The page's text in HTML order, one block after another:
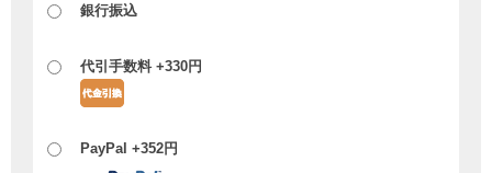
銀行振込
代引手数料 +330円
PayPal +352円